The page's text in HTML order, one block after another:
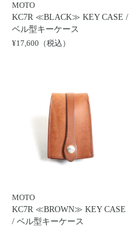
MOTO
KC7R ≪BLACK≫ KEY CASE /
ベル型キーケース
¥17,600（税込）
MOTO
KC7R ≪BROWN≫ KEY CASE
/ ベル型キーケース